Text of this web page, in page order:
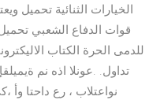
الخيارات الثنائية تحميل
قوات الدفاع الشعبي
تداول. .عونلا اذه نم
نواعتلاب ، رع داحتا